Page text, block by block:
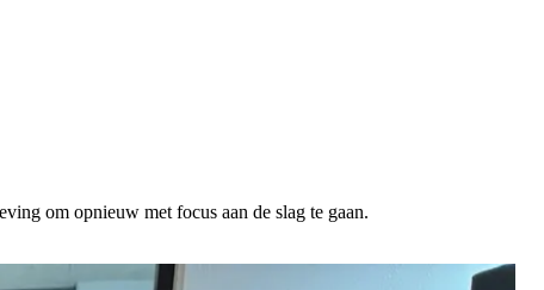
om opnieuw met focus aan de slag te gaan.